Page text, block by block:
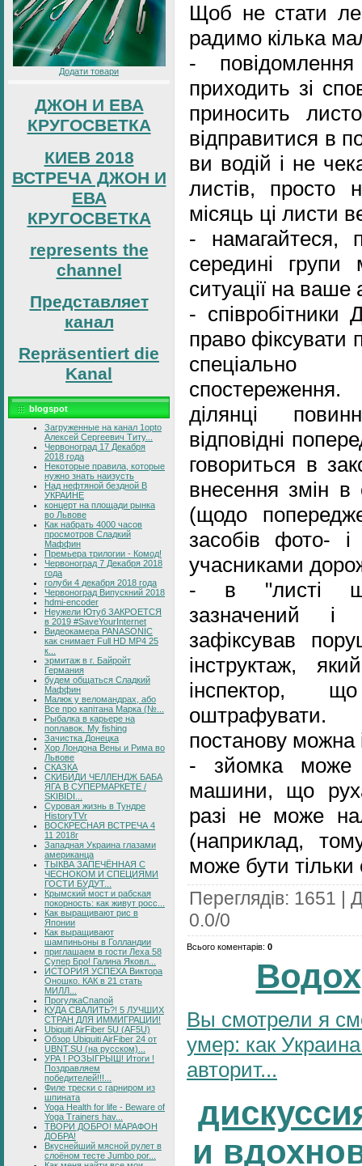
Додати товари
ДЖОН И ЕВА
КРУГОСВЕТКА
КИЕВ 2018
ВСТРЕЧА ДЖОН И
ЕВА
КРУГОСВЕТКА
represents the
channel
Представляет
канал
Repräsentiert die
Kanal
blogspot
Загруженные на канал 1opto
Алексей Сергеевич Титу...
Червоноград 17 Декабря
2018 года
Некоторые правила, которые
нужно знать наизусть
Над нефтяной бездной В
УКРАИНЕ
концерт на площади рынка
во Львове
Как набрать 4000 часов
просмотров Сладкий
Маффин
Премьера трилогии - Комод!
Червоноград 7 Декабря 2018
года
голуби 4 декабря 2018 года
Червоноград Випускний 2018
hdmi-encoder
Неужели Ютуб ЗАКРОЕТСЯ
в 2019 #SaveYourInternet
Видеокамера PANASONIC
как снимает Full HD MP4 25
к...
эрмитаж в г. Байройт
Германия
будем общаться Сладкий
Маффин
Малюк у веломандрах, або
Все про капітана Марка (№...
Рыбалка в карьере на
поплавок. My fishing
Зачистка Донецка
Хор Лондона Вены и Рима во
Львове
СКАЗКА
СКИБИДИ ЧЕЛЛЕНДЖ БАБА
ЯГА В СУПЕРМАРКЕТЕ /
SKIBIDI...
Суровая жизнь в Тундре
HistoryTVr
ВОСКРЕСНАЯ ВСТРЕЧА 4
11 2018г
Западная Украина глазами
американца
ТЫКВА ЗАПЕЧЁННАЯ С
ЧЕСНОКОМ И СПЕЦИЯМИ
ГОСТИ БУДУТ...
Крымский мост и рабская
покорность: как живут росс...
Как выращивают рис в
Японии
Как выращивают
шампиньоны в Голландии
приглашаем в гости Леха 58
Супер Бро! Галина Яковл...
ИСТОРИЯ УСПЕХА Виктора
Оношко. КАК в 21 стать
МИЛЛ...
ПрогулкаСпапой
КУДА СВАЛИТЬ?! 5 ЛУЧШИХ
СТРАН ДЛЯ ИММИГРАЦИИ!
Ubiquiti AirFiber 5U (AF5U)
Обзор Ubiquiti AirFiber 24 от
UBNT.SU (на русском)...
УРА ! РОЗЫГРЫШ! Итоги !
Поздравляем
победителей!!!...
Филе трески с гарниром из
шпината
Yoga Health for life - Beware of
Yoga Trainers hav...
ТВОРИ ДОБРО! МАРАФОН
ДОБРА!
Вкуснейший мясной рулет в
слоёном тесте Jumbo por...
Щоб не стати
радимо кілька
-
приходить зі
приносить
відправитися в
ви водій і не
листів, просто
місяць ці листи
- намагайтеся,
середині
ситуації на ваше
- співробітники
право фіксувати
спеціально
ділянці
відповідні
говориться в
внесення змін в
(щодо
засобів фото- і
учасниками
- в "листі
зазначений
зафіксував
інструктаж,
інспектор,
постанову можна
- зйомка може
машини, що
разі не може
(наприклад,
може бути
Переглядів: 1651 |
0.0/0
Всього коментарів: 0
Вы смотрели я
умер: как
авторит...
и